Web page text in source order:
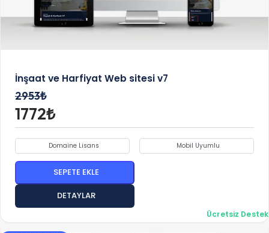
İnşaat ve Harfiyat Web sitesi v7
2953₺
1772₺
Ücretsiz Destek
Domaine Lisans Mobil Uyumlu
SEPETE EKLE
DETAYLAR